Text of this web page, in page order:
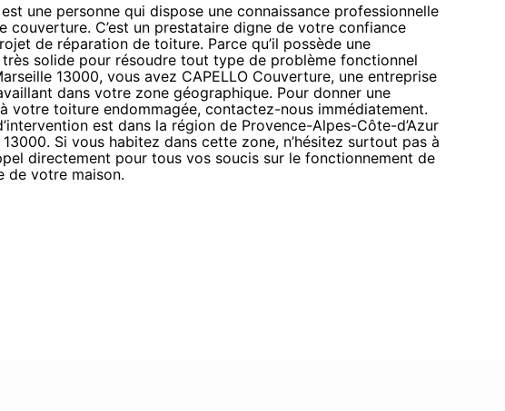
une personne qui dispose une connaissance professionnelle
couverture. C’est un prestataire digne de votre confiance
de réparation de toiture. Parce qu’il possède une
solide pour résoudre tout type de problème fonctionnel
13000, vous avez CAPELLO Couverture, une entreprise
dans votre zone géographique. Pour donner une
votre toiture endommagée, contactez-nous immédiatement.
est dans la région de Provence-Alpes-Côte-d’Azur
Si vous habitez dans cette zone, n’hésitez surtout pas à
directement pour tous vos soucis sur le fonctionnement de
de votre maison.